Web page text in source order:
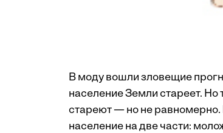
В моду вошли зловещие
население Земли стареет. Но
стареют — но не
население на две части: